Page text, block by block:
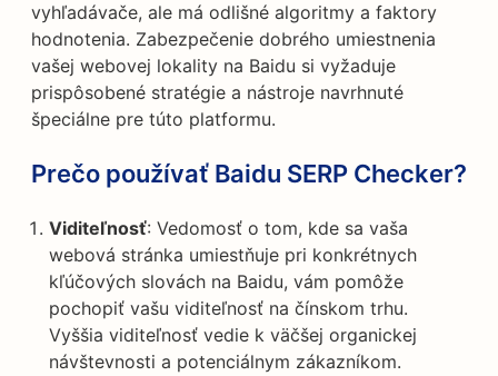
vyhľadávače, ale má odlišné algoritmy a faktory
hodnotenia. Zabezpečenie dobrého umiestnenia
vašej webovej lokality na Baidu si vyžaduje
prispôsobené stratégie a nástroje navrhnuté
špeciálne pre túto platformu.
Prečo používať Baidu SERP Checker?
Viditeľnosť: Vedomosť o tom, kde sa vaša
webová stránka umiestňuje pri konkrétnych
kľúčových slovách na Baidu, vám pomôže
pochopiť vašu viditeľnosť na čínskom trhu.
Vyššia viditeľnosť vedie k väčšej organickej
návštevnosti a potenciálnym zákazníkom.